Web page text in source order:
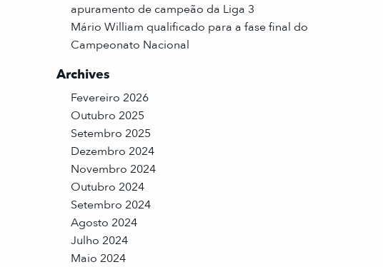
apuramento de campeão da Liga 3
Mário William qualificado para a fase final do
Campeonato Nacional
Archives
Fevereiro 2026
Outubro 2025
Setembro 2025
Dezembro 2024
Novembro 2024
Outubro 2024
Setembro 2024
Agosto 2024
Julho 2024
Maio 2024